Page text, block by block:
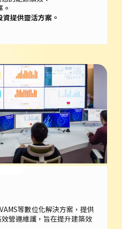
提供靈活方案。
等數位化解決方案，提供
營運維護，旨在提升建築效